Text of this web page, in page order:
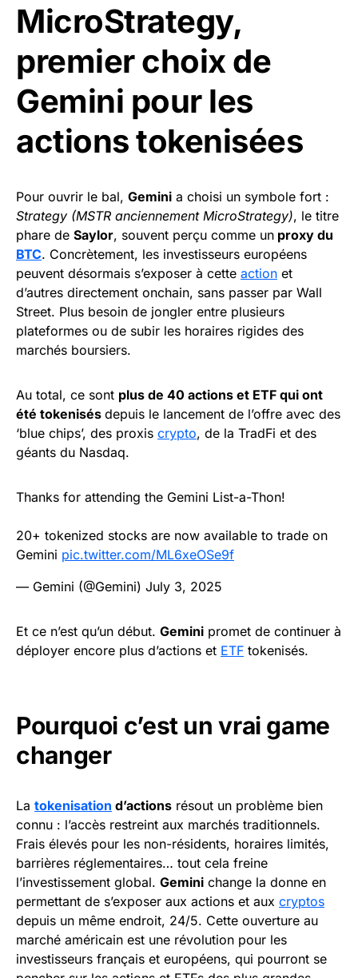
MicroStrategy,
premier choix de
Gemini pour les
actions tokenisées
Pour ouvrir le bal, Gemini a choisi un symbole fort :
Strategy (MSTR anciennement MicroStrategy), le titre
phare de Saylor, souvent perçu comme un proxy du
BTC. Concrètement, les investisseurs européens
peuvent désormais s’exposer à cette action et
d’autres directement onchain, sans passer par Wall
Street. Plus besoin de jongler entre plusieurs
plateformes ou de subir les horaires rigides des
marchés boursiers.
Au total, ce sont plus de 40 actions et ETF qui ont
été tokenisés depuis le lancement de l’offre avec des
‘blue chips’, des proxis crypto, de la TradFi et des
géants du Nasdaq.
Thanks for attending the Gemini List-a-Thon!
20+ tokenized stocks are now available to trade on
Gemini pic.twitter.com/ML6xeOSe9f
— Gemini (@Gemini) July 3, 2025
Et ce n’est qu’un début. Gemini promet de continuer à
déployer encore plus d’actions et ETF tokenisés.
Pourquoi c’est un vrai game
changer
La tokenisation d’actions résout un problème bien
connu : l’accès restreint aux marchés traditionnels.
Frais élevés pour les non-résidents, horaires limités,
barrières réglementaires… tout cela freine
l’investissement global. Gemini change la donne en
permettant de s’exposer aux actions et aux cryptos
depuis un même endroit, 24/5. Cette ouverture au
marché américain est une révolution pour les
investisseurs français et européens, qui pourront se